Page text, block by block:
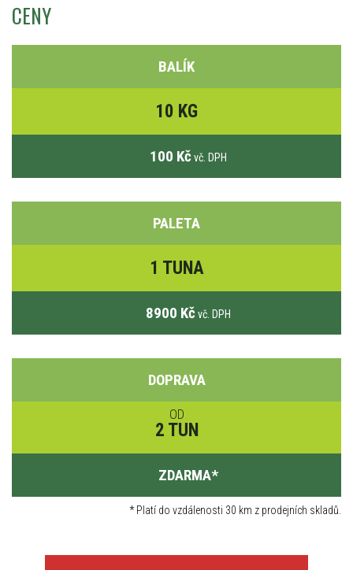
CENY
BALÍK
10 KG
100 Kč vč. DPH
PALETA
1 TUNA
8900 Kč vč. DPH
DOPRAVA
OD
2 TUN
ZDARMA*
*Platí do vzdálenosti 30 km z prodejních skladů.